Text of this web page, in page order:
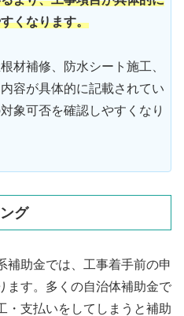
くなります。
材補修、防水シート施工、
容が具体的に記載されてい
象可否を確認しやすくなり
グ
補助金では、工事着手前の申
ます。多くの自治体補助金で
・支払いをしてしまうと補助